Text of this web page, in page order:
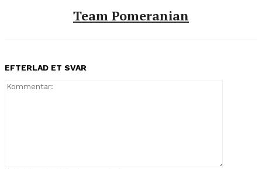
Team Pomeranian
EFTERLAD ET SVAR